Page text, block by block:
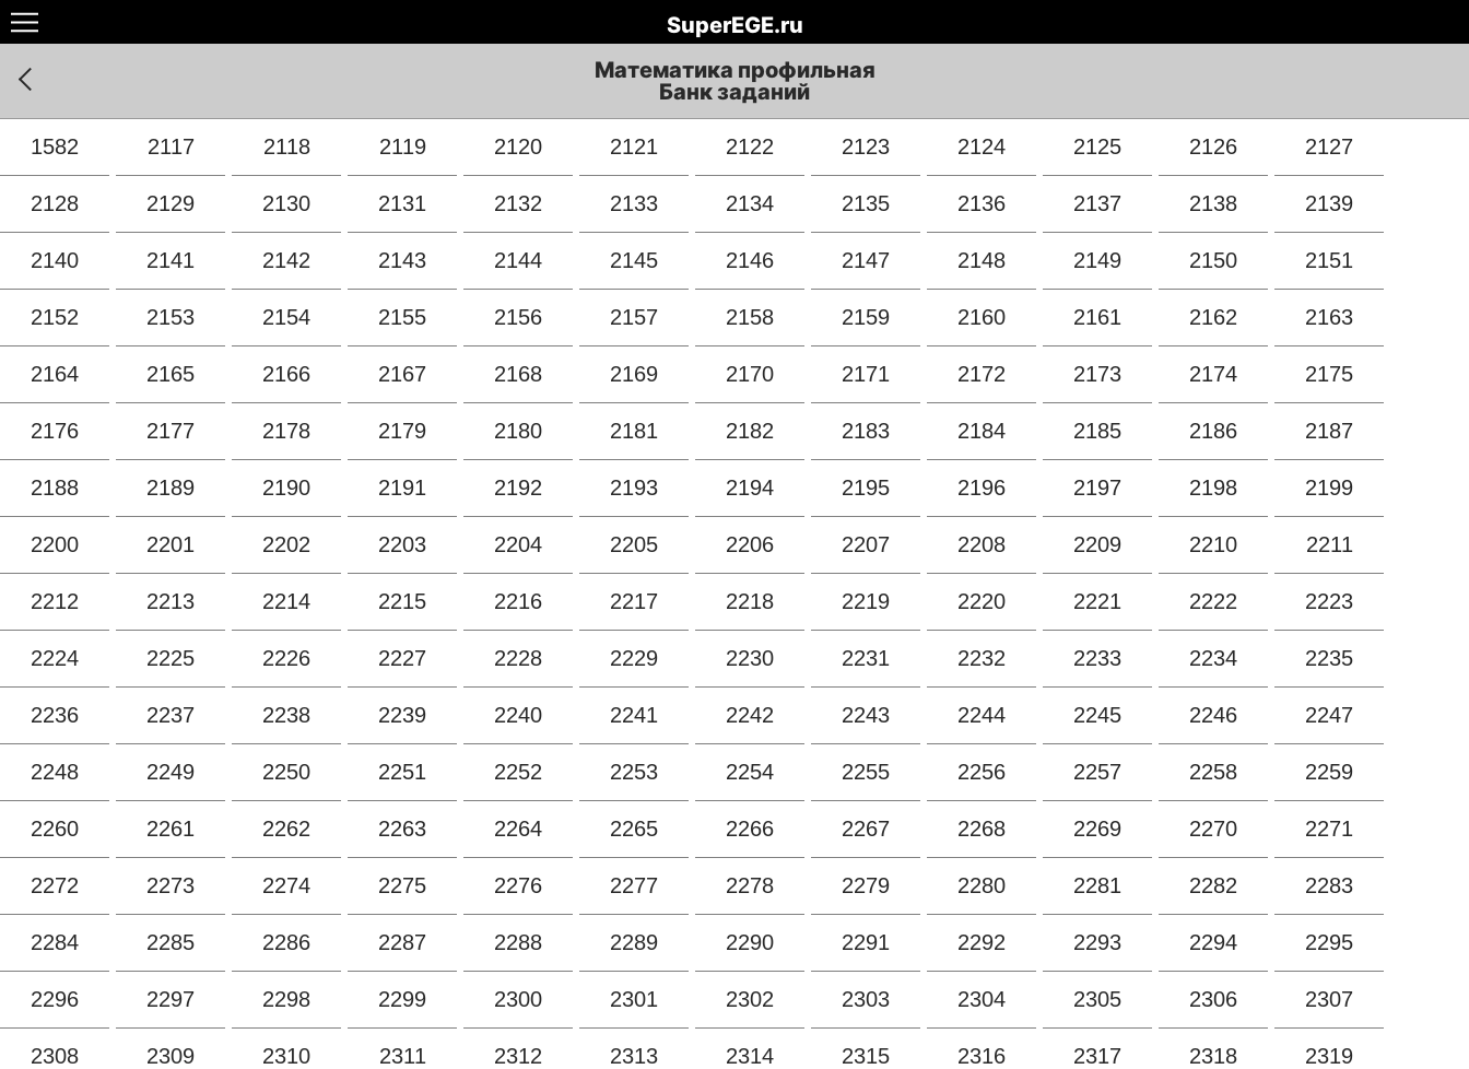
SuperEGE.ru
Математика профильная
Банк заданий
1582 2117 2118 2119 2120 2121 2122 2123 2124 2125 2126 2127
2128 2129 2130 2131 2132 2133 2134 2135 2136 2137 2138 2139
2140 2141 2142 2143 2144 2145 2146 2147 2148 2149 2150 2151
2152 2153 2154 2155 2156 2157 2158 2159 2160 2161 2162 2163
2164 2165 2166 2167 2168 2169 2170 2171 2172 2173 2174 2175
2176 2177 2178 2179 2180 2181 2182 2183 2184 2185 2186 2187
2188 2189 2190 2191 2192 2193 2194 2195 2196 2197 2198 2199
2200 2201 2202 2203 2204 2205 2206 2207 2208 2209 2210 2211
2212 2213 2214 2215 2216 2217 2218 2219 2220 2221 2222 2223
2224 2225 2226 2227 2228 2229 2230 2231 2232 2233 2234 2235
2236 2237 2238 2239 2240 2241 2242 2243 2244 2245 2246 2247
2248 2249 2250 2251 2252 2253 2254 2255 2256 2257 2258 2259
2260 2261 2262 2263 2264 2265 2266 2267 2268 2269 2270 2271
2272 2273 2274 2275 2276 2277 2278 2279 2280 2281 2282 2283
2284 2285 2286 2287 2288 2289 2290 2291 2292 2293 2294 2295
2296 2297 2298 2299 2300 2301 2302 2303 2304 2305 2306 2307
2308 2309 2310 2311 2312 2313 2314 2315 2316 2317 2318 2319